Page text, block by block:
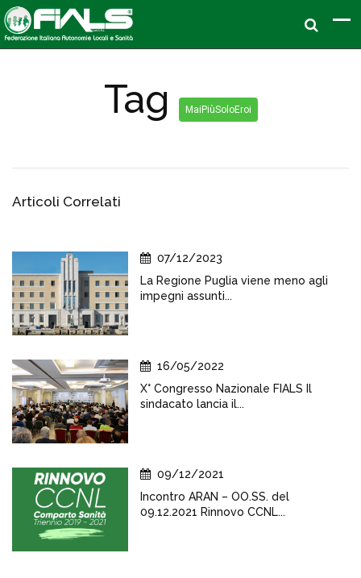
Tag MaiPiùSoloEroi
Articoli Correlati
07/12/2023
La Regione Puglia viene meno agli
impegni assunti...
16/05/2022
X° Congresso Nazionale FIALS Il
sindacato lancia il...
09/12/2021
Incontro ARAN – OO.SS. del
09.12.2021 Rinnovo CCNL...